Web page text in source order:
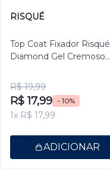
RISQUÉ
Top Coat Fixador Risqué
Diamond Gel Cremoso
R$ 19,99
R$ 17,99 - 10%
1x R$ 17,99
ADICIONAR